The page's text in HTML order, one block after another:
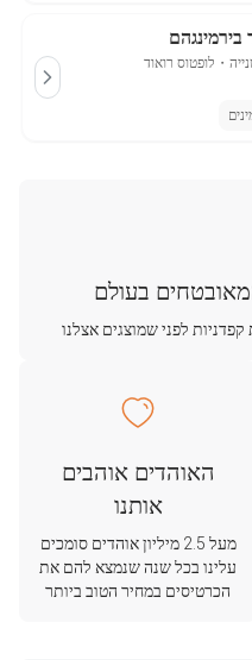
בירמינגהם
・ לופטוס רואוד
בעולם
לפני שמוצגים אצלנו
האוהדים אוהבים
אותנו
מעל 2.5 מיליון אוהדים סומכים
עלינו בכל שנה שנמצא להם את
הכרטיסים במחיר הטוב ביותר